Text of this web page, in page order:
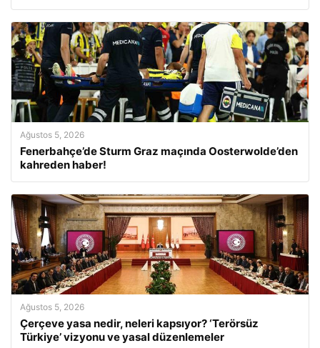
Ağustos 5, 2026
Fenerbahçe’de Sturm Graz maçında Oosterwolde’den
kahreden haber!
Ağustos 5, 2026
Çerçeve yasa nedir, neleri kapsıyor? ‘Terörsüz
Türkiye’ vizyonu ve yasal düzenlemeler